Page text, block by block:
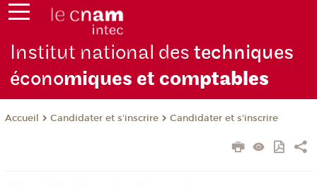
Institut national destechniques
économiques et comptables
Accueil Candidater et s'inscrire Candidater et s'inscrire